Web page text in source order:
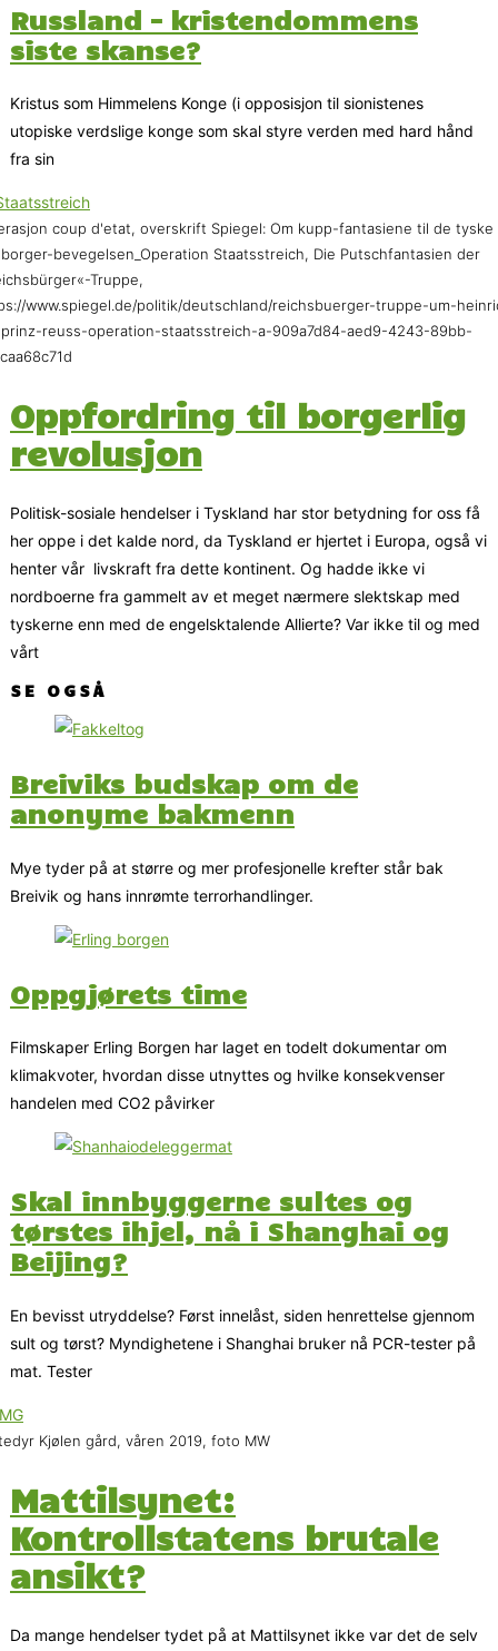
Russland – kristendommens
siste skanse?
Kristus som Himmelens Konge (i opposisjon til sionistenes
utopiske verdslige konge som skal styre verden med hard hånd
fra sin
coup d'etat, overskrift Spiegel: Om kupp-fantasiene til de tyske
bevegelsen_Operation Staatsstreich, Die Putschfantasien der
Truppe,
www.spiegel.de/politik/deutschland/reichsbuerger-truppe-um-
reuss-operation-staatsstreich-a-909a7d84-aed9-4243-89bb-
Oppfordring til borgerlig
revolusjon
Politisk-sosiale hendelser i Tyskland har stor betydning for oss få
her oppe i det kalde nord, da Tyskland er hjertet i Europa, også vi
henter vår livskraft fra dette kontinent. Og hadde ikke vi
nordboerne fra gammelt av et meget nærmere slektskap med
tyskerne enn med de engelsktalende Allierte? Var ikke til og med
vårt
SE OGSÅ
Breiviks budskap om de
anonyme bakmenn
Mye tyder på at større og mer profesjonelle krefter står bak
Breivik og hans innrømte terrorhandlinger.
Oppgjørets time
Filmskaper Erling Borgen har laget en todelt dokumentar om
klimakvoter, hvordan disse utnyttes og hvilke konsekvenser
handelen med CO2 påvirker
Skal innbyggerne sultes og
tørstes ihjel, nå i Shanghai og
Beijing?
En bevisst utryddelse? Først innelåst, siden henrettelse gjennom
sult og tørst? Myndighetene i Shanghai bruker nå PCR-tester på
mat. Tester
Kjølen gård, våren 2019, foto MW
Mattilsynet:
Kontrollstatens brutale
ansikt?
Da mange hendelser tydet på at Mattilsynet ikke var det de selv